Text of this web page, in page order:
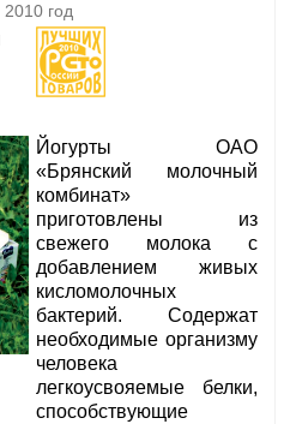
год
Йогурты ОАО
«Брянский молочный
комбинат»
приготовлены из
свежего молока с
добавлением живых
кисломолочных
бактерий. Содержат
необходимые организму
человека
легкоусвояемые белки,
способствующие